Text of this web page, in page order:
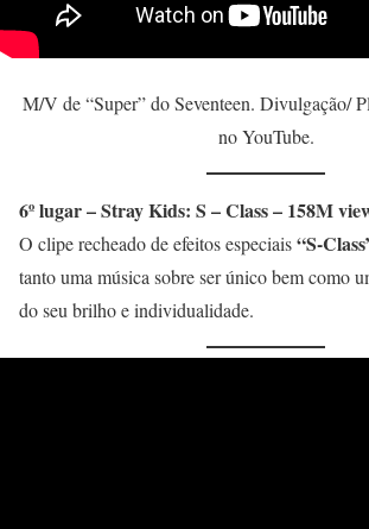
M/V de “Super” do Seventeen. Divulgação/
no YouTube.
6º lugar – Stray Kids: S – Class – 158M
O clipe recheado de efeitos especiais“S-
tanto uma música sobre ser único bem como
do seu brilho e individualidade.